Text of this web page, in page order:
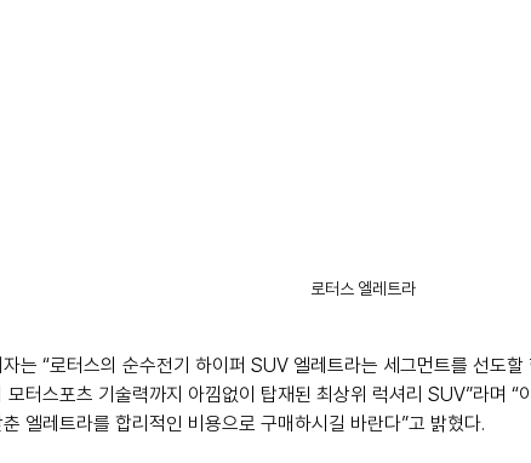
로터스 엘레트라
는 “로터스의 순수전기 하이퍼 SUV 엘레트라는 세그먼트를 선도
모터스포츠 기술력까지 아낌없이 탑재된 최상위 럭셔리 SUV”라며 “
엘레트라를 합리적인 비용으로 구매하시길 바란다”고 밝혔다.